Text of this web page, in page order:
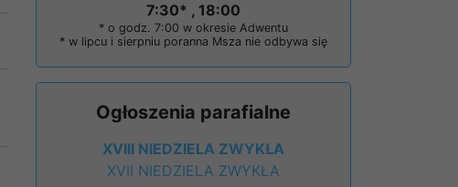
7:30* , 18:00
* o godz. 7:00 w okresie Adwentu
* w lipcu i sierpniu poranna Msza nie odbywa się
Ogłoszenia parafialne
XVIII NIEDZIELA ZWYKŁA
XVII NIEDZIELA ZWYKŁA